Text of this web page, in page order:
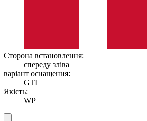
Сторона встановлення:
спереду зліва
варіант оснащення:
GTI
Якість:
WP